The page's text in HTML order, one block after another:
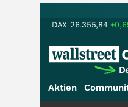
DAX 26.355,84
Aktien